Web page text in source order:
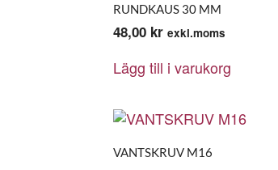
RUNDKAUS 30 MM
48,00 kr exkl.moms
Lägg till i varukorg
VANTSKRUV M16